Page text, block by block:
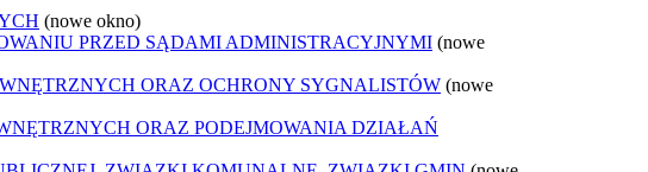
(nowe okno)
PRZED SĄDAMI ADMINISTRACYJNYMI (nowe
ORAZ OCHRONY SYGNALISTÓW (nowe
ORAZ PODEJMOWANIA DZIAŁAŃ